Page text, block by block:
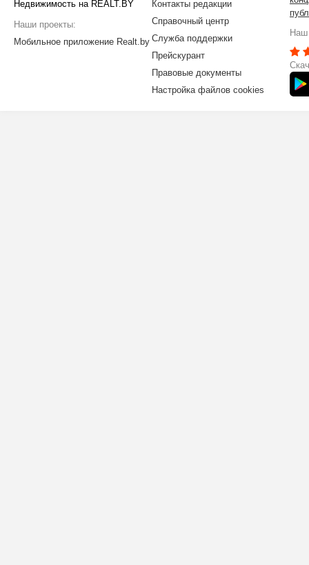
Недвижимость на REALT.BY
Наши проекты:
Мобильное приложение Realt.by
Контакты редакции
Справочный центр
Служба поддержки
Прейскурант
Правовые документы
Настройка файлов cookies
Наш